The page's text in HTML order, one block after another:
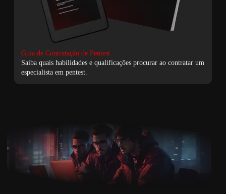
Guia de Contratação de Pentest
Saiba quais habilidades e qualificações procurar ao contratar um
especialista em pentest.